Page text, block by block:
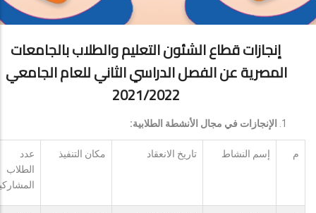
إنجازات قطاع الشئون التعليم والطلاب بالجامعات
المصرية عن الفصل الدراسي الثاني للعام الجامعي
2021/2022
الإنجازات في مجال الأنشطة الطلابية:
م إسم النشاط تاريخ الانعقاد مكان التنفيذ
عدد
الطلاب